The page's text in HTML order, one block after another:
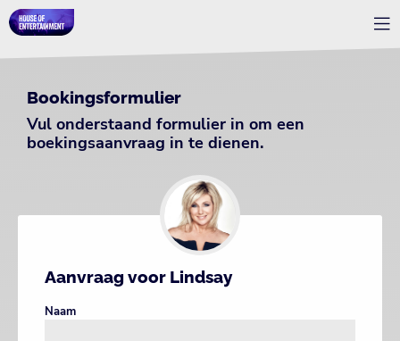
Bookingsformulier
Vul onderstaand formulier in om een
boekingsaanvraag in te dienen.
Aanvraag voor Lindsay
Naam